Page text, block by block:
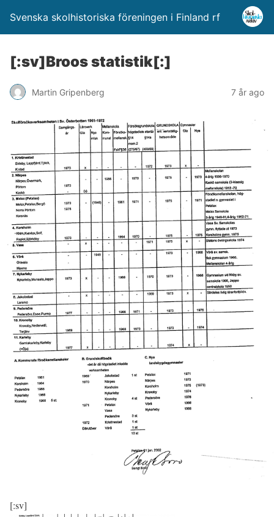
Svenska skolhistoriska föreningen i Finland rf
[:sv]Broos statistik[:]
Martin Gripenberg 7 år ago
[:sv]